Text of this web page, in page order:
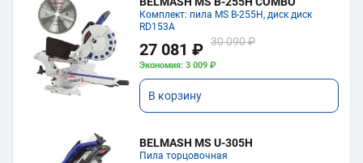
Комплект: пила MS B-255H, диск диск
RD153A
27 081 ₽ 30 090 ₽
Экономия: 3 009 ₽
В корзину
BELMASH MS U-305H
Пила торцовочная